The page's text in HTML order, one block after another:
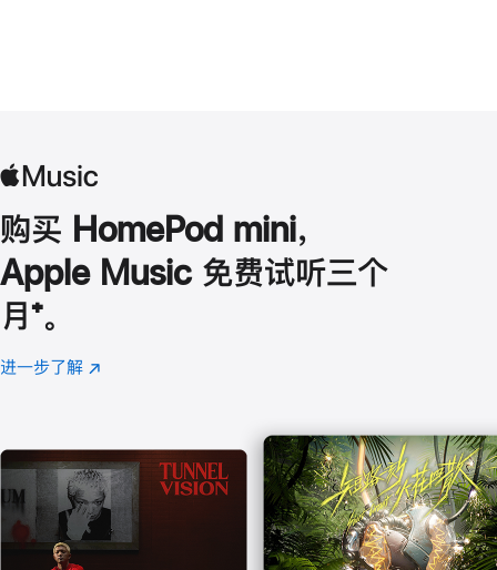
购买 HomePod mini，
Apple Music 免费试听三个
月 脚
注
⁺。
进一步了解 Apple
(在
口
中
打
开)